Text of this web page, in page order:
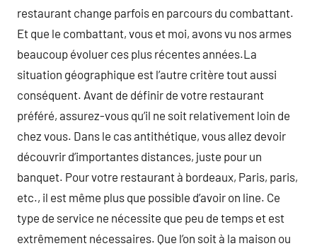
restaurant change parfois en parcours du combattant.
Et que le combattant, vous et moi, avons vu nos armes
beaucoup évoluer ces plus récentes années.La
situation géographique est l’autre critère tout aussi
conséquent. Avant de définir de votre restaurant
préféré, assurez-vous qu’il ne soit relativement loin de
chez vous. Dans le cas antithétique, vous allez devoir
découvrir d’importantes distances, juste pour un
banquet. Pour votre restaurant à bordeaux, Paris, paris,
etc., il est même plus que possible d’avoir on line. Ce
type de service ne nécessite que peu de temps et est
extrêmement nécessaires. Que l’on soit à la maison ou